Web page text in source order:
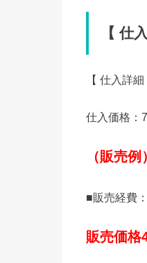
【 仕
【 仕入詳
仕入価格：
（販売
■販売経費
販売価格